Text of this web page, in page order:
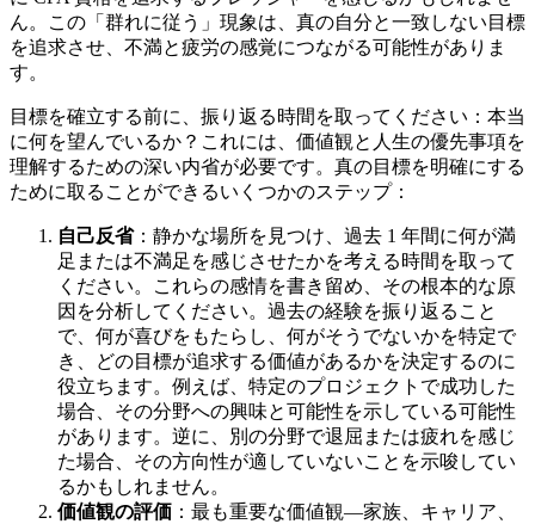
ん。この「群れに従う」現象は、真の自分と一致しない目標
を追求させ、不満と疲労の感覚につながる可能性がありま
す。
目標を確立する前に、振り返る時間を取ってください：本当
に何を望んでいるか？これには、価値観と人生の優先事項を
理解するための深い内省が必要です。真の目標を明確にする
ために取ることができるいくつかのステップ：
自己反省：静かな場所を見つけ、過去 1 年間に何が満
足または不満足を感じさせたかを考える時間を取って
ください。これらの感情を書き留め、その根本的な原
因を分析してください。過去の経験を振り返ること
で、何が喜びをもたらし、何がそうでないかを特定で
き、どの目標が追求する価値があるかを決定するのに
役立ちます。例えば、特定のプロジェクトで成功した
場合、その分野への興味と可能性を示している可能性
があります。逆に、別の分野で退屈または疲れを感じ
た場合、その方向性が適していないことを示唆してい
るかもしれません。
価値観の評価 ：最も重要な価値観—家族、キャリア、